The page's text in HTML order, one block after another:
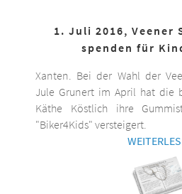
1. Juli 2016, Veener
spenden für
Xanten. Bei der Wahl der
Jule Grunert im April hat die
Käthe Köstlich ihre
"Biker4Kids" versteigert.